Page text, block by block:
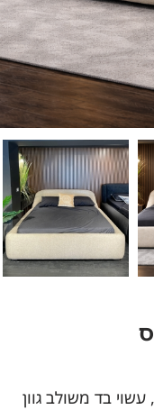
עשוי בד משולב גוון